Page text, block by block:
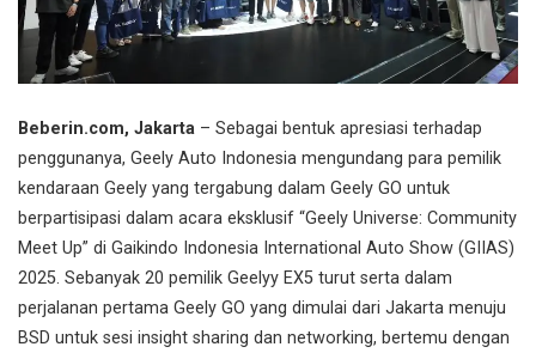
Beberin.com, Jakarta – Sebagai bentuk apresiasi terhadap
penggunanya, Geely Auto Indonesia mengundang para pemilik
kendaraan Geely yang tergabung dalam Geely GO untuk
berpartisipasi dalam acara eksklusif “Geely Universe: Community
Meet Up” di Gaikindo Indonesia International Auto Show (GIIAS)
2025. Sebanyak 20 pemilik Geelyy EX5 turut serta dalam
perjalanan pertama Geely GO yang dimulai dari Jakarta menuju
BSD untuk sesi insight sharing dan networking, bertemu dengan